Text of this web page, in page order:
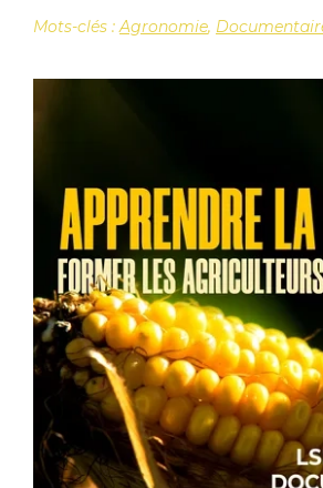
Mots-clés :Agronomie,